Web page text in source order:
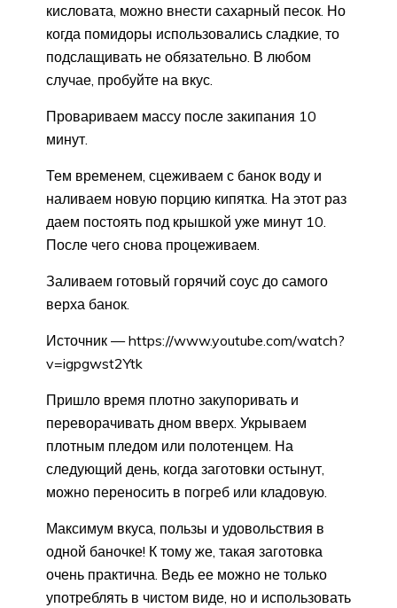
кисловата, можно внести сахарный песок. Но
когда помидоры использовались сладкие, то
подслащивать не обязательно. В любом
случае, пробуйте на вкус.
Провариваем массу после закипания 10
минут.
Тем временем, сцеживаем с банок воду и
наливаем новую порцию кипятка. На этот раз
даем постоять под крышкой уже минут 10.
После чего снова процеживаем.
Заливаем готовый горячий соус до самого
верха банок.
Источник — https://www.youtube.com/watch?
v=igpgwst2Ytk
Пришло время плотно закупоривать и
переворачивать дном вверх. Укрываем
плотным пледом или полотенцем. На
следующий день, когда заготовки остынут,
можно переносить в погреб или кладовую.
Максимум вкуса, пользы и удовольствия в
одной баночке! К тому же, такая заготовка
очень практична. Ведь ее можно не только
употреблять в чистом виде, но и использовать